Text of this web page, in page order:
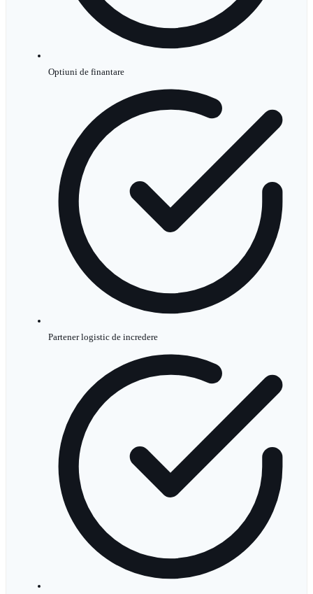
Optiuni de finantare
Partener logistic de incredere